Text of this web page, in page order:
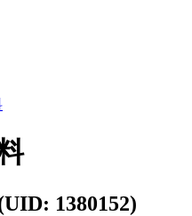
1380152)